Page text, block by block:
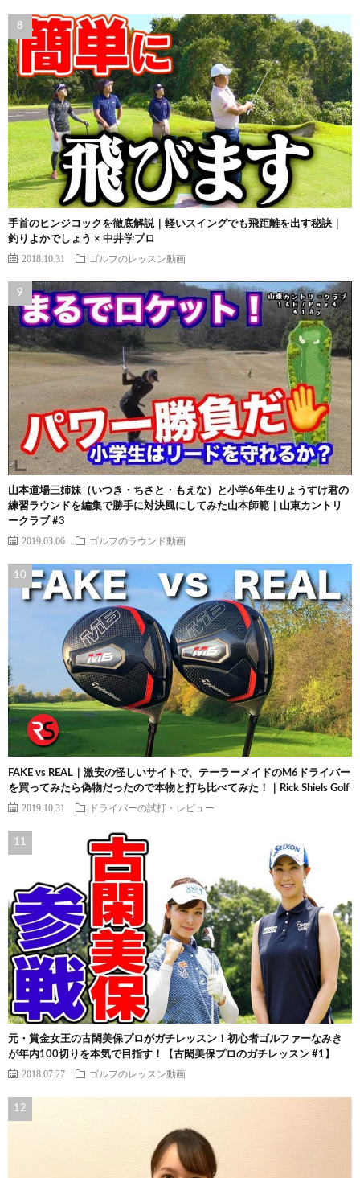
手首のヒンジコックを徹底解説｜軽いスイングでも飛距離を出す秘訣｜
釣りよかでしょう × 中井学プロ
2018.10.31 ゴルフのレッスン動画
山本道場三姉妹（いつき・ちさと・もえな）と小学6年生りょうすけ君の
練習ラウンドを編集で勝手に対決風にしてみた山本師範｜山東カントリ
ークラブ #3
2019.03.06 ゴルフのラウンド動画
FAKE vs REAL｜激安の怪しいサイトで、テーラーメイドのM6ドライバー
を買ってみたら偽物だったので本物と打ち比べてみた！｜Rick Shiels Golf
2019.10.31 ドライバーの試打・レビュー
元・賞金女王の古閑美保プロがガチレッスン！初心者ゴルファーなみき
が年内100切りを本気で目指す！【古閑美保プロのガチレッスン #1】
2018.07.27 ゴルフのレッスン動画